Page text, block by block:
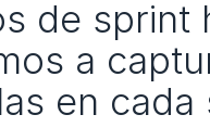
de sprint
a
en cada